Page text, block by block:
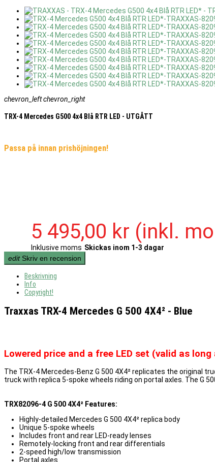
chevron_leftchevron_right
TRX-4 Mercedes G500 4x4 Blå RTR LED - UTGÅTT
Passa på innan prishöjningen!
5 495,00 kr (inkl.
Inklusive moms Skickas inom 1-3 dagar
edit Skriv en recension
Beskrivning
Info
Copyright!
Traxxas TRX-4 Mercedes G 500 4X4² - Blue
Lowered price and a free LED set (valid as
The TRX-4 Mercedes-Benz G 500 4X4² replicates the original
truck with replica 5-spoke wheels riding on portal axles. The G
TRX82096-4 G 500 4X4² Features:
Highly-detailed Mercedes G 500 4X4² replica body
Unique 5-spoke wheels
Includes front and rear LED-ready lenses
Remotely-locking front and rear differentials
2-speed high/low transmission
Portal axles